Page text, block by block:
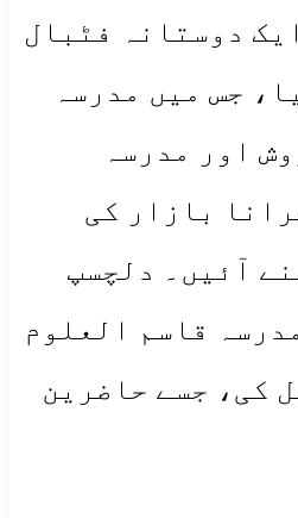
دوستانہ فٹبال
جس میں مدرسہ
اور مدرسہ
بازار کی
آئیں۔ دلچسپ
قاسم العلوم
کی، جسے حاضرین